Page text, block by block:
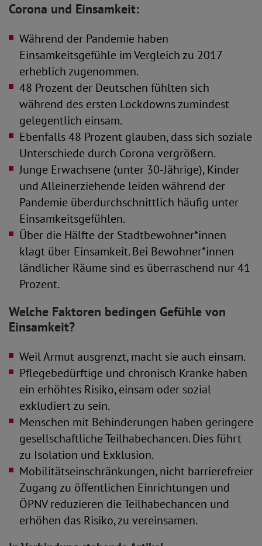
Corona und Einsamkeit:
Während der Pandemie haben
Einsamkeitsgefühle im Vergleich zu 2017
erheblich zugenommen.
48 Prozent der Deutschen fühlten sich
während des ersten Lockdowns zumindest
gelegentlich einsam.
Ebenfalls 48 Prozent glauben, dass sich soziale
Unterschiede durch Corona vergrößern.
Junge Erwachsene (unter 30-Jährige), Kinder
und Alleinerziehende leiden während der
Pandemie überdurchschnittlich häufig unter
Einsamkeitsgefühlen.
Über die Hälfte der Stadtbewohner*innen
klagt über Einsamkeit. Bei Bewohner*innen
ländlicher Räume sind es überraschend nur 41
Prozent.
Welche Faktoren bedingen Gefühle von
Einsamkeit?
Weil Armut ausgrenzt, macht sie auch einsam.
Pflegebedürftige und chronisch Kranke haben
ein erhöhtes Risiko, einsam oder sozial
exkludiert zu sein.
Menschen mit Behinderungen haben geringere
gesellschaftliche Teilhabechancen. Dies führt
zu Isolation und Exklusion.
Mobilitätseinschränkungen, nicht barrierefreier
Zugang zu öffentlichen Einrichtungen und
ÖPNV reduzieren die Teilhabechancen und
erhöhen das Risiko, zu vereinsamen.